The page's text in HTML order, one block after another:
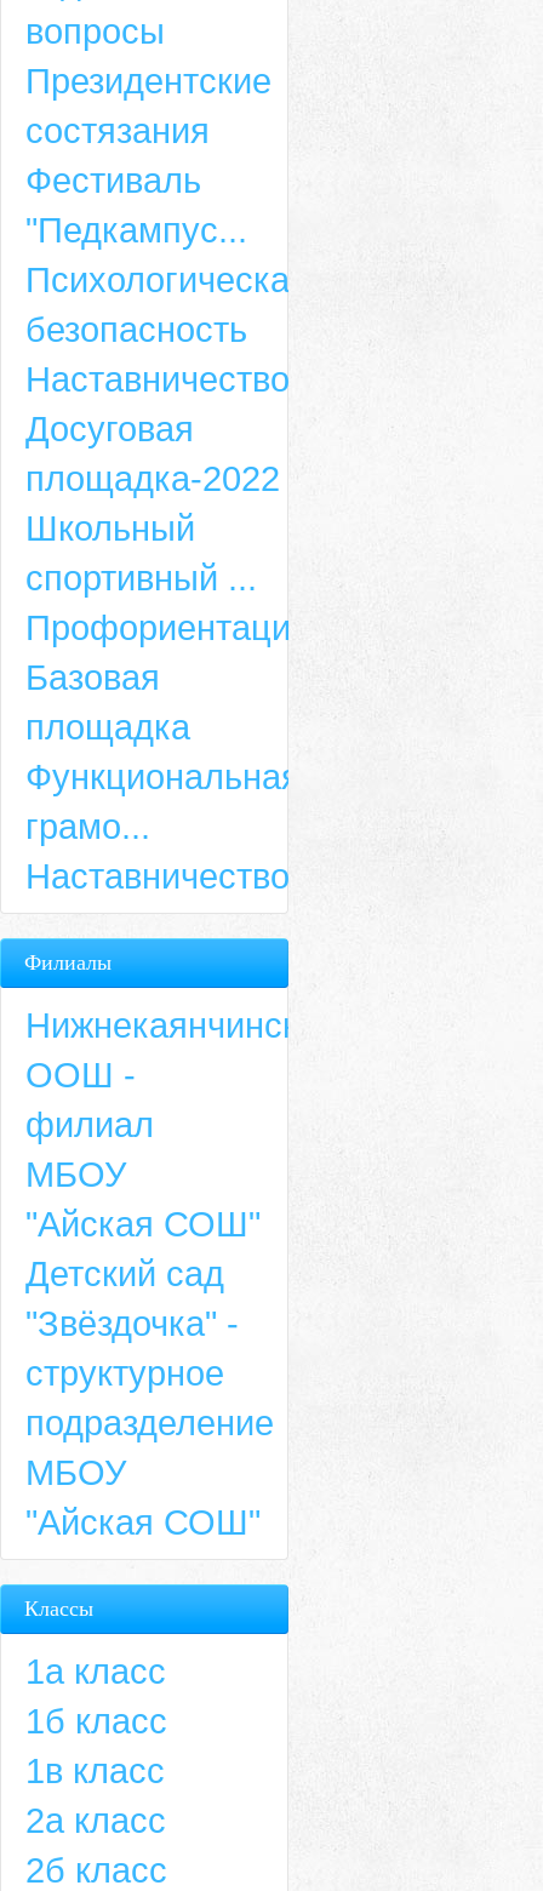
вопросы
Президентские
состязания
Фестиваль
"Педкампус...
Психологическая
безопасность
Наставничество
Досуговая
площадка-2022
Школьный
спортивный ...
Профориентация
Базовая
площадка
Функциональная
грамо...
Наставничество
Филиалы
Нижнекаянчинская
ООШ -
филиал
МБОУ
"Айская СОШ"
Детский сад
"Звёздочка" -
структурное
подразделение
МБОУ
"Айская СОШ"
Классы
1а класс
1б класс
1в класс
2а класс
2б класс